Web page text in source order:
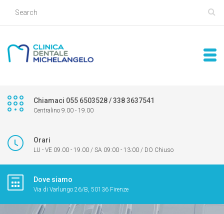
Chiamaci 055 6503528 / 338 3637541
Centralino 9.00 - 19.00
Orari
LU - VE 09.00 - 19.00 / SA 09:00 - 13:00 / DO Chiuso
Dove siamo
Via di Varlungo 26/B, 50136 Firenze